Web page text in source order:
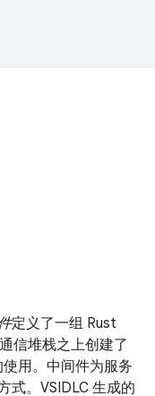
定义了一组 Rust
信堆栈之上创建了
用。中间件为服务
式。VSIDLC 生成的